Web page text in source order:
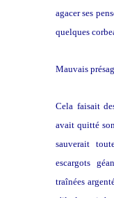
agacer ses
quelques
Mauvais
Cela faisait
avait quitté
sauverait
escargots
traînées